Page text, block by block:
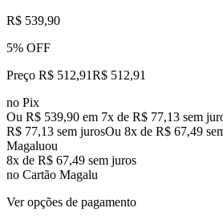
R$ 539,90
5% OFF
Preço R$ 512,91R$ 512,91
no Pix
Ou R$ 539,90 em 7x de R$ 77,13 sem
R$ 77,13 sem jurosOu 8x de R$ 67,49
Magaluou
8x de R$ 67,49 sem juros
no Cartão Magalu
Ver opções de pagamento